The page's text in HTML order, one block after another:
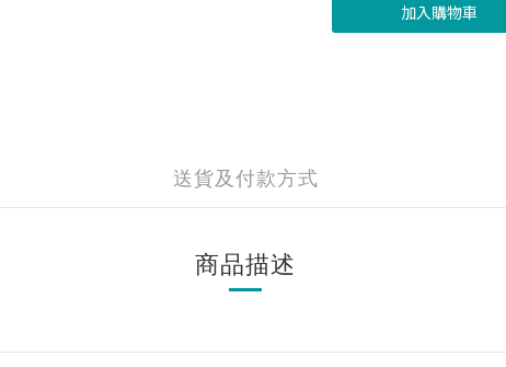
加入購物車
送貨及付款方式
商品描述